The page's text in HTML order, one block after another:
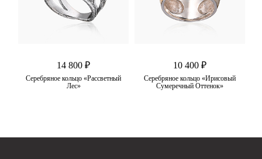
14 800 ₽
Серебряное кольцо «Рассветный
Лес»
10 400 ₽
Серебряное кольцо «Ирисовый
Сумеречный Оттенок»